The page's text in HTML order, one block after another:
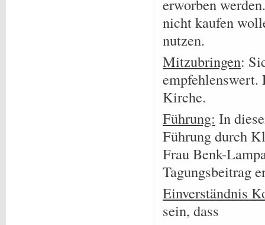
erworben
nicht kaufen
nutzen.
Mitzubringen:
empfehlenswert.
Kirche.
Führung: In
Führung durch
Frau Benk-
Tagungsbeitrag
Einverständnis
sein, dass